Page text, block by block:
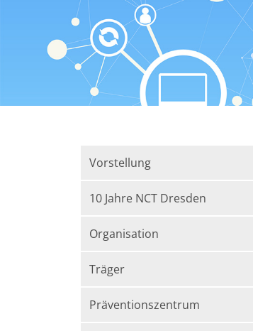
Vorstellung
10 Jahre NCT Dresden
Organisation
Träger
Präventionszentrum